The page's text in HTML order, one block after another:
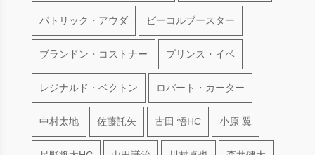
パトリック・アウダ ビーコルブースター
ブランドン・コストナー プリンス・イベ
レジナルド・ベクトン ロバート・カーター
中村太地 佐藤託矢 古田 悟HC 小原 翼